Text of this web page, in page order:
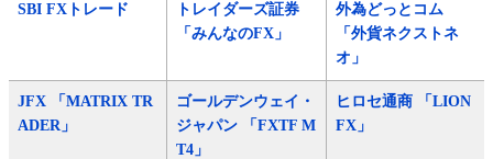
SBI FXトレード
トレイダーズ証券
「みんなのFX」
外為どっとコム
「外貨ネクストネ
オ」
JFX 「MATRIX TR
ADER」
ゴールデンウェイ・
ジャパン 「FXTF M
T4」
ヒロセ通商 「LION
FX」